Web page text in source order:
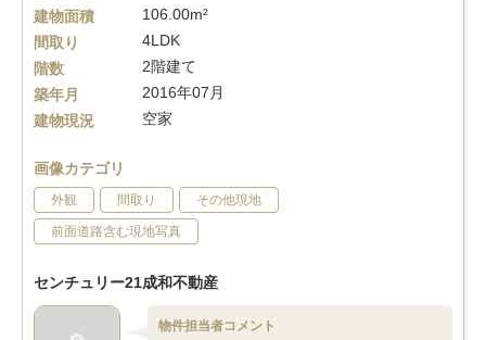
建物面積
106.00m²
間取り
4LDK
階数
2階建て
築年月
2016年07月
建物現況
空家
画像カテゴリ
外観 間取り その他現地
前面道路含む現地写真
センチュリー21成和不動産
物件担当者コメント